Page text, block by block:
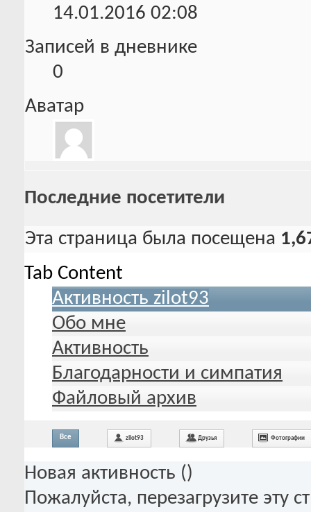
14.01.2016 02:08
Записей в дневнике
0
Аватар
Последние посетители
Эта страница была посещена
Tab Content
Активность zilot93
Обо мне
Активность
Благодарности и симпатия
Файловый архив
Все zilot93 Друзья Фотографии
Новая активность ()
Пожалуйста, перезагрузите эту